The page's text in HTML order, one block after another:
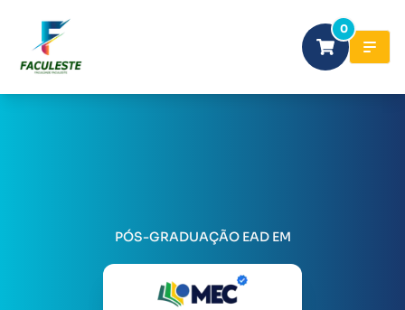
0
PÓS-GRADUAÇÃO EAD EM